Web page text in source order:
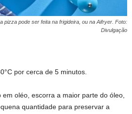
pizza pode ser feita na frigideira, ou na Aifryer. Foto:
Divulgação
por cerca de 5 minutos.
em oléo, escorra a maior parte do óleo,
quantidade para preservar a